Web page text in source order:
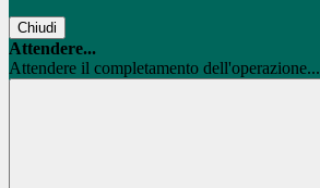
Chiudi
Attendere...
Attendere il completamento dell'operazione...